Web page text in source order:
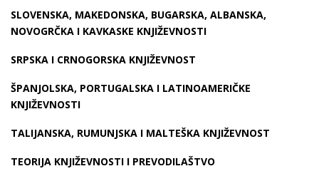
SLOVENSKA, MAKEDONSKA, BUGARSKA, ALBANSKA,
NOVOGRČKA I KAVKASKE KNJIŽEVNOSTI
SRPSKA I CRNOGORSKA KNJIŽEVNOST
ŠPANJOLSKA, PORTUGALSKA I LATINOAMERIČKE
KNJIŽEVNOSTI
TALIJANSKA, RUMUNJSKA I MALTEŠKA KNJIŽEVNOST
TEORIJA KNJIŽEVNOSTI I PREVODILAŠTVO